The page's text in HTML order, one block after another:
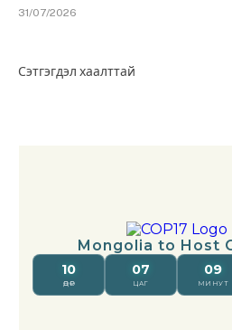
31/07/2026
Сэтгэгдэл хаалттай